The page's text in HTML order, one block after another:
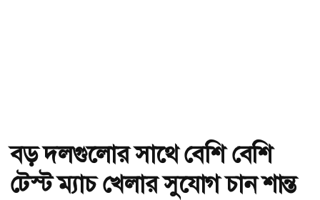
বড় দলগুলোর সাথে বেশি বেশি
টেস্ট ম্যাচ খেলার সুযোগ চান শান্ত